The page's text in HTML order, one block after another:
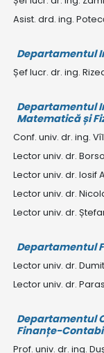
Asist. drd. ing.
Departamentul
Șef lucr. dr. ing.
Departamentul
Matematică și
Conf. univ. dr. ing.
Lector univ. dr.
Lector univ. dr. Iosif
Lector univ. dr.
Lector univ. dr.
Departamentul
Lector univ. dr.
Lector univ. dr.
Departamentul
Finanțe-
Prof. univ. dr. ing.